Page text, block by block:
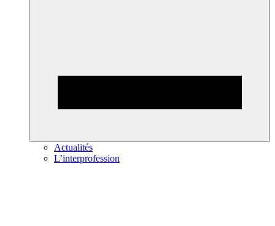
Actualités
L’interprofession